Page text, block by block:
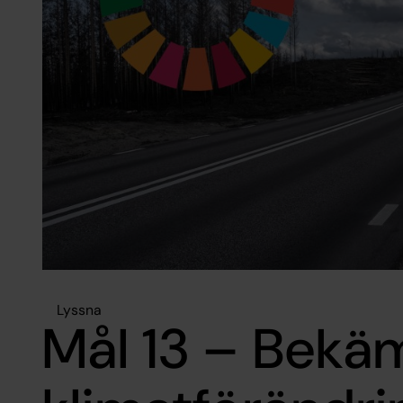
Lyssna
Mål 13 –